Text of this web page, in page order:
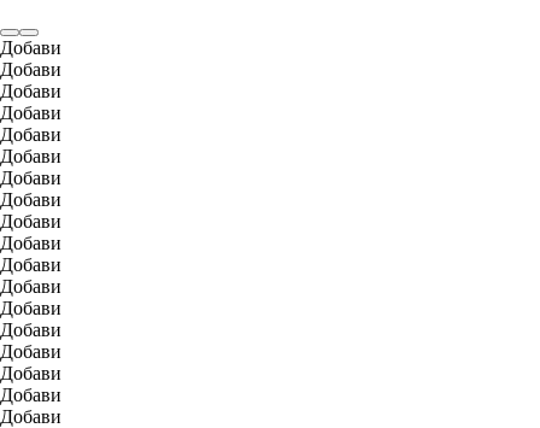
Добави
Добави
Добави
Добави
Добави
Добави
Добави
Добави
Добави
Добави
Добави
Добави
Добави
Добави
Добави
Добави
Добави
Добави